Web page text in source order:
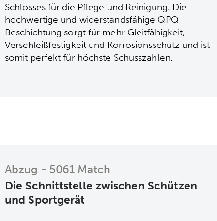
Schlosses für die Pflege und Reinigung. Die
hochwertige und widerstandsfähige QPQ-
Beschichtung sorgt für mehr Gleitfähigkeit,
Verschleißfestigkeit und Korrosionsschutz und ist
somit perfekt für höchste Schusszahlen.
Abzug - 5061 Match
Die Schnittstelle zwischen Schützen
und Sportgerät